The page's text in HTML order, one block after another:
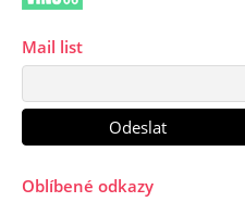
Mail list
Oblíbené odkazy